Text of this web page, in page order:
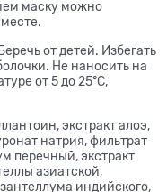
маску можно
от детей. Избегать
Не наносить на
от 5 до 25°C,
экстракт алоэ,
натрия, фильтрат
перечный, экстракт
азиатской,
индийского,